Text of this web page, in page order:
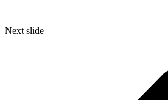
Next slide